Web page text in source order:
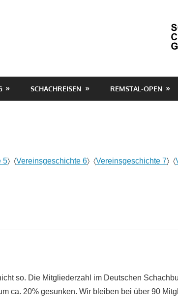
SCHACHREISEN REMSTAL-OPEN
5〉 〈Vereinsgeschichte 6〉 〈Vereinsgeschichte 7〉 〈
so. Die Mitgliederzahl im Deutschen
ca. 20% gesunken. Wir bleiben bei über 90